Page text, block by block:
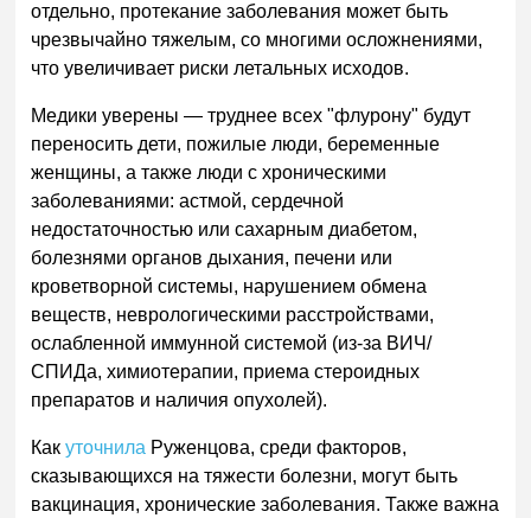
отдельно, протекание заболевания может быть
чрезвычайно тяжелым, со многими осложнениями,
что увеличивает риски летальных исходов.
Медики уверены — труднее всех "флурону" будут
переносить дети, пожилые люди, беременные
женщины, а также люди с хроническими
заболеваниями: астмой, сердечной
недостаточностью или сахарным диабетом,
болезнями органов дыхания, печени или
кроветворной системы, нарушением обмена
веществ, неврологическими расстройствами,
ослабленной иммунной системой (из-за ВИЧ/
СПИДа, химиотерапии, приема стероидных
препаратов и наличия опухолей).
Какуточнила Руженцова, среди факторов,
сказывающихся на тяжести болезни, могут быть
вакцинация, хронические заболевания. Также важна